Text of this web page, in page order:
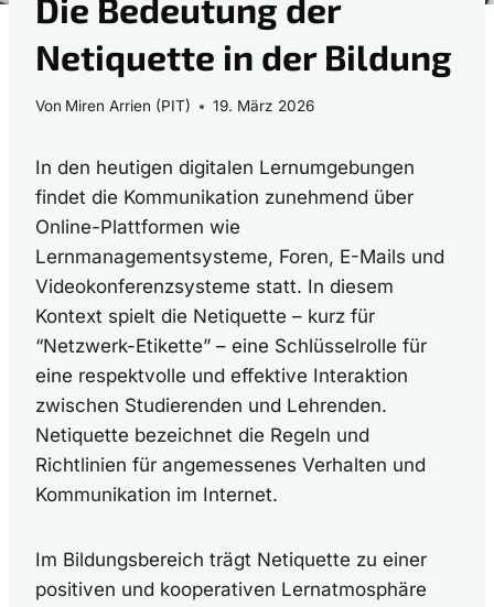
Die Bedeutung der
Netiquette in der Bildung
Von Miren Arrien (PIT) 19. März 2026
In den heutigen digitalen Lernumgebungen
findet die Kommunikation zunehmend über
Online-Plattformen wie
Lernmanagementsysteme, Foren, E-Mails und
Videokonferenzsysteme statt. In diesem
Kontext spielt die Netiquette – kurz für
“Netzwerk-Etikette” – eine Schlüsselrolle für
eine respektvolle und effektive Interaktion
zwischen Studierenden und Lehrenden.
Netiquette bezeichnet die Regeln und
Richtlinien für angemessenes Verhalten und
Kommunikation im Internet.
Im Bildungsbereich trägt Netiquette zu einer
positiven und kooperativen Lernatmosphäre